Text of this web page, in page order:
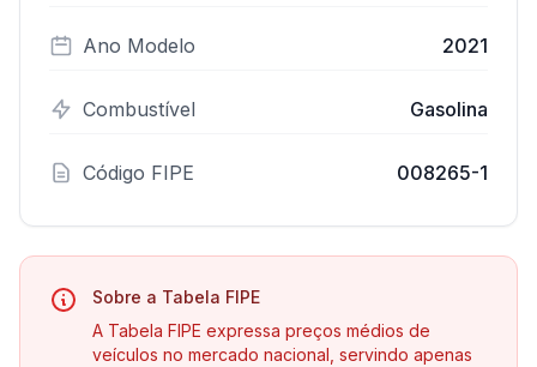
Ano Modelo 2021
Combustível Gasolina
Código FIPE 008265-1
Sobre a Tabela FIPE
A Tabela FIPE expressa preços médios de
veículos no mercado nacional, servindo apenas